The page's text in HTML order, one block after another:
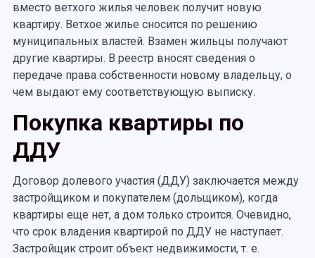
вместо ветхого жилья человек получит новую
квартиру. Ветхое жилье сносится по решению
муниципальных властей. Взамен жильцы получают
другие квартиры. В реестр вносят сведения о
передаче права собственности новому владельцу, о
чем выдают ему соответствующую выписку.
Покупка квартиры по
ДДУ
Договор долевого участия (ДДУ) заключается между
застройщиком и покупателем (дольщиком), когда
квартиры еще нет, а дом только строится. Очевидно,
что срок владения квартирой по ДДУ не наступает.
Застройщик строит объект недвижимости, т. е.